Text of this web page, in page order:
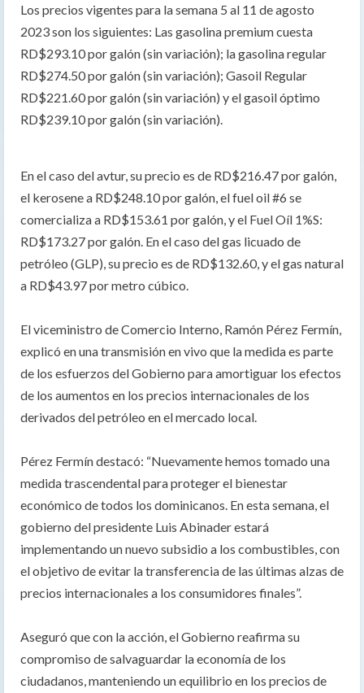
Los precios vigentes para la semana 5 al 11 de agosto
2023 son los siguientes: Las gasolina premium cuesta
RD$293.10 por galón (sin variación); la gasolina regular
RD$274.50 por galón (sin variación); Gasoil Regular
RD$221.60 por galón (sin variación) y el gasoil óptimo
RD$239.10 por galón (sin variación).
En el caso del avtur, su precio es de RD$216.47 por galón,
el kerosene a RD$248.10 por galón, el fuel oil #6 se
comercializa a RD$153.61 por galón, y el Fuel Oíl 1%S:
RD$173.27 por galón. En el caso del gas licuado de
petróleo (GLP), su precio es de RD$132.60, y el gas natural
a RD$43.97 por metro cúbico.
El viceministro de Comercio Interno, Ramón Pérez Fermín,
explicó en una transmisión en vivo que la medida es parte
de los esfuerzos del Gobierno para amortiguar los efectos
de los aumentos en los precios internacionales de los
derivados del petróleo en el mercado local.
Pérez Fermín destacó: “Nuevamente hemos tomado una
medida trascendental para proteger el bienestar
económico de todos los dominicanos. En esta semana, el
gobierno del presidente Luis Abinader estará
implementando un nuevo subsidio a los combustibles, con
el objetivo de evitar la transferencia de las últimas alzas de
precios internacionales a los consumidores finales”.
Aseguró que con la acción, el Gobierno reafirma su
compromiso de salvaguardar la economía de los
ciudadanos, manteniendo un equilibrio en los precios de